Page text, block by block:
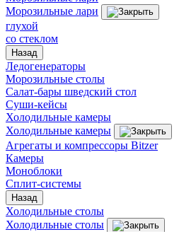
Морозильные лари
глухой
со стеклом
Назад
Ледогенераторы
Морозильные столы
Салат-бары шведский стол
Суши-кейсы
Холодильные камеры
Холодильные камеры
Агрегаты и компрессоры Bitzer
Камеры
Моноблоки
Сплит-системы
Назад
Холодильные столы
Холодильные столы